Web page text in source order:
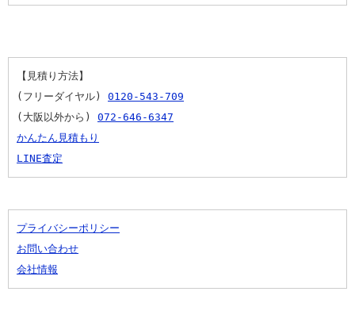
【見積り方法】
(フリーダイヤル) 0120-543-709
(大阪以外から) 072-646-6347
かんたん見積もり
LINE査定
プライバシーポリシー
お問い合わせ
会社情報